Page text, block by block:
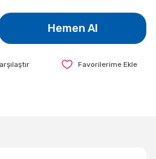
Hemen Al